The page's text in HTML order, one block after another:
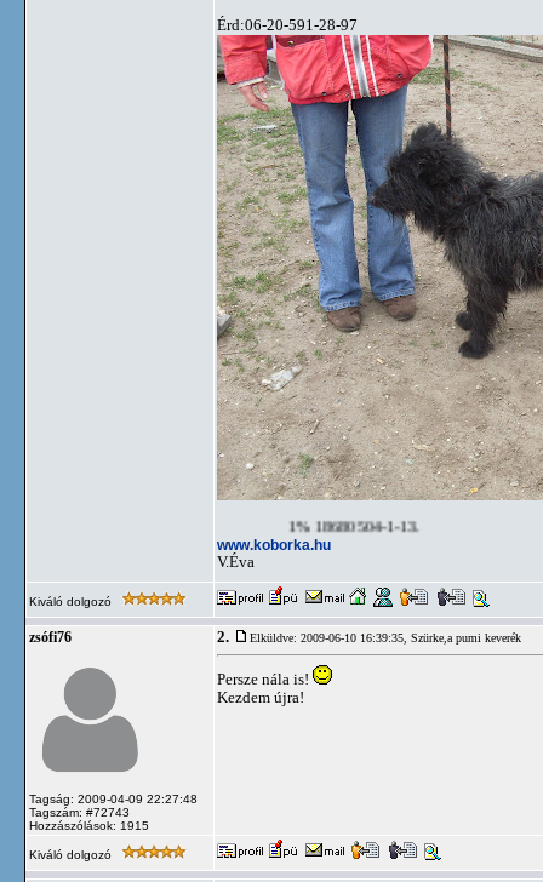
Érd:06-20-591-28-97
1% 18680504-1-13.
www.koborka.hu
V.Éva
Kiváló dolgozó
zsófi76
Tagság: 2009-04-09 22:27:48
Tagszám: #72743
Hozzászólások: 1915
2. Elküldve: 2009-06-10 16:39:35, Szürke,a pumi keverék
Persze nála is!
Kezdem újra!
Kiváló dolgozó